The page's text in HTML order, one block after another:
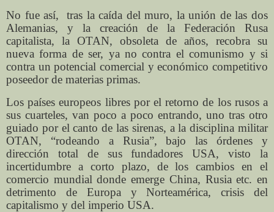
No fue así,
tras la caída del muro, la unión de las dos
Alemanias, y la creación de la Federación Rusa
capitalista, la OTAN, obsoleta de años, recobra su
nueva forma de ser, ya no contra el comunismo y si
contra un potencial comercial y económico competitivo
poseedor de materias primas.
Los países europeos libres por el retorno de los rusos a
sus cuarteles, van poco a poco entrando, uno tras otro
guiado por el canto de las sirenas, a la disciplina militar
OTAN, “rodeando a Rusia”, bajo las órdenes y
dirección total de sus fundadores USA, visto la
incertidumbre a corto plazo, de los cambios en el
comercio mundial donde emerge China, Rusia etc. en
detrimento de Europa y Norteamérica, crisis del
capitalismo y del imperio USA.